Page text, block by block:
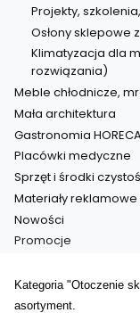
Projekty,
Osłony sklepowe
Klimatyzacja dla
rozwiązania)
Meble chłodnicze,
Mała architektura
Gastronomia
Placówki medyczne
Sprzęt i środki
Materiały
Nowości
Promocje
Kategoria "Otoczenie
asortyment.